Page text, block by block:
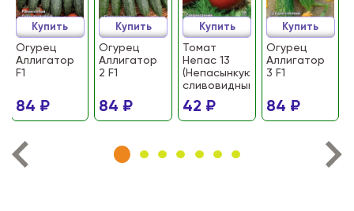
Огурец
Аллигатор
F1
84 ₽
Купить
Огурец
Аллигатор
2 F1
84 ₽
Купить
Томат
Непас 13
(Непасынкующийся
сливовидный)
42 ₽
Купить
Огурец
Аллигатор
3 F1
84 ₽
Купить